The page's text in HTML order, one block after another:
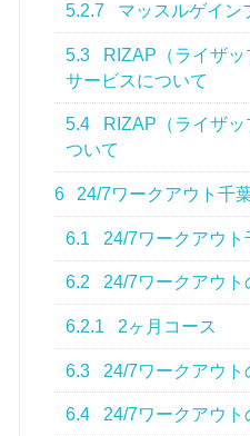
5.2.7 マッスルゲイン
5.3
RIZAP（ライザ
サービスについて
5.4
RIZAP（ライザ
ついて
6 24/7ワークアウト千
6.1 24/7ワークアウト
6.2 24/7ワークアウ
6.2.1 2ヶ月コース
6.3 24/7ワークアウト
6.4 24/7ワークアウト